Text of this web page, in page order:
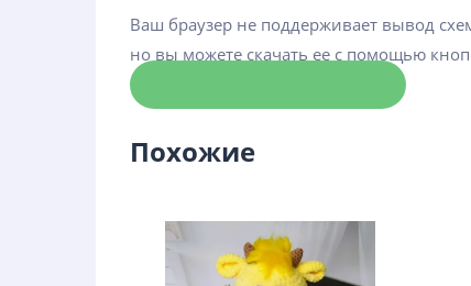
Ваш браузер не поддерживает вывод
но вы можете скачать ее с помощью
Похожие